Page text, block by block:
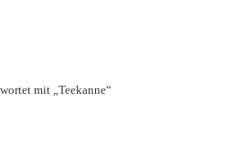
mit „Teekanne“